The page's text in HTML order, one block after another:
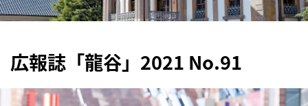
広報誌「龍谷」2021 No.91